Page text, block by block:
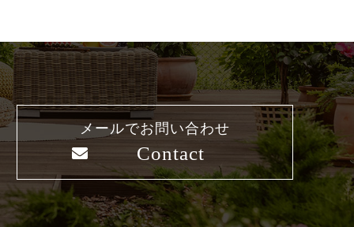
メールでお問い合わせ
Contact